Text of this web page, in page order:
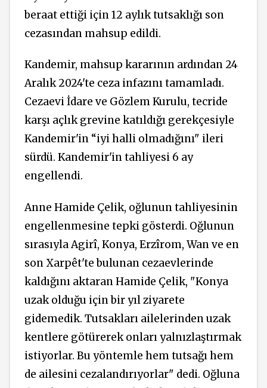
beraat ettiği için 12 aylık tutsaklığı son
cezasından mahsup edildi.
Kandemir, mahsup kararının ardından 24
Aralık 2024'te ceza infazını tamamladı.
Cezaevi İdare ve Gözlem Kurulu, tecride
karşı açlık grevine katıldığı gerekçesiyle
Kandemir'in “iyi halli olmadığını" ileri
sürdü. Kandemir'in tahliyesi 6 ay
engellendi.
Anne Hamide Çelik, oğlunun tahliyesinin
engellenmesine tepki gösterdi. Oğlunun
sırasıyla Agirî, Konya, Erzîrom, Wan ve en
son Xarpêt'te bulunan cezaevlerinde
kaldığını aktaran Hamide Çelik, "Konya
uzak olduğu için bir yıl ziyarete
gidemedik. Tutsakları ailelerinden uzak
kentlere götürerek onları yalnızlaştırmak
istiyorlar. Bu yöntemle hem tutsağı hem
de ailesini cezalandırıyorlar" dedi. Oğluna